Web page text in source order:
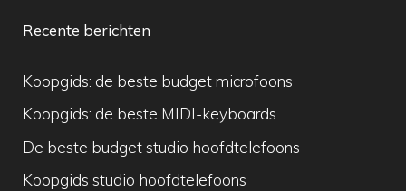
Recente berichten
Koopgids: de beste budget microfoons
Koopgids: de beste MIDI-keyboards
De beste budget studio hoofdtelefoons
Koopgids studio hoofdtelefoons